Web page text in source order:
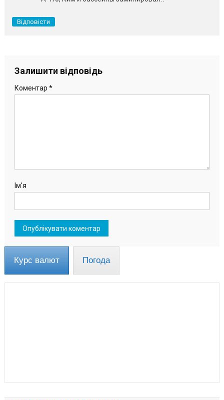
Відповісти
Залишити відповідь
Коментар *
Ім'я
Курс валют Погода